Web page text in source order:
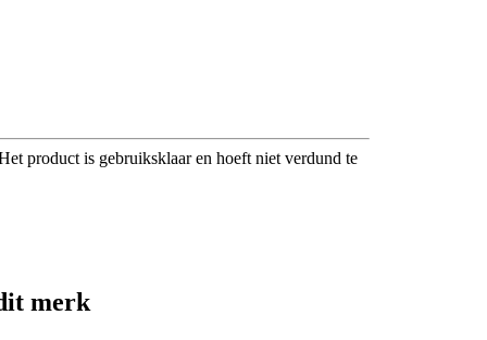
product is gebruiksklaar en hoeft niet verdund te
merk